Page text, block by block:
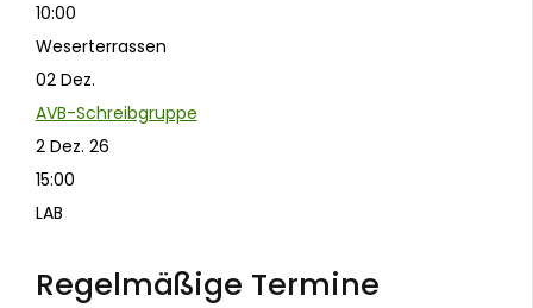
10:00
Weserterrassen
02 Dez.
AVB-Schreibgruppe
2 Dez. 26
15:00
LAB
Regelmäßige Termine